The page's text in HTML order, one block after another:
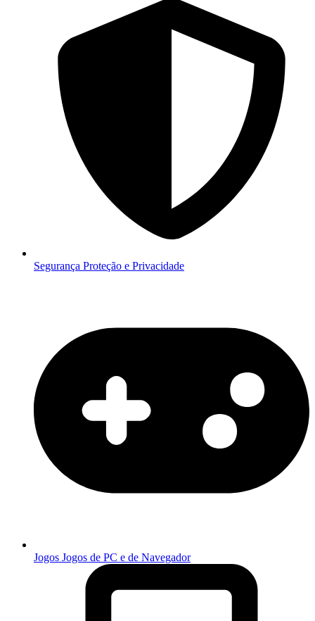
Segurança Proteção e Privacidade
Jogos Jogos de PC e de Navegador